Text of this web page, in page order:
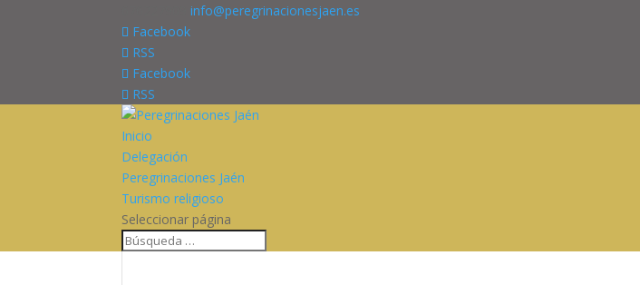
info@peregrinacionesjaen.es
Facebook
RSS
Facebook
RSS
Inicio
Delegación
Peregrinaciones Jaén
Turismo religioso
Seleccionar página